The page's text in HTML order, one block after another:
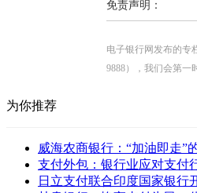
免责声明：
电子银行网发布的专
9888），我们会第一
为你推荐
威海农商银行：“加油即走”
支付外包：银行业应对支付
日立支付联合印度国家银行